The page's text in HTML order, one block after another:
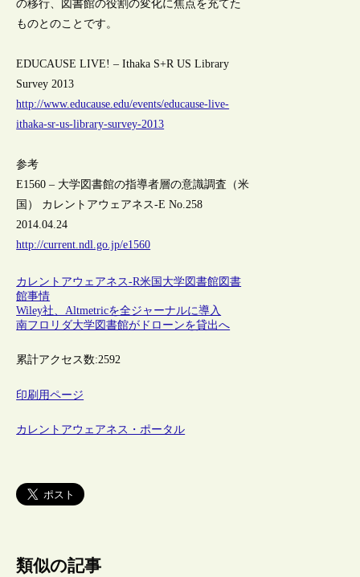
の移行、図書館の役割の変化に焦点を充てた
ものとのことです。
EDUCAUSE LIVE! – Ithaka S+R US Library
Survey 2013
http://www.educause.edu/events/educause-live-
ithaka-sr-us-library-survey-2013
参考
E1560 – 大学図書館の指導者層の意識調査（米
国） カレントアウェアネス-E No.258
2014.04.24
http://current.ndl.go.jp/e1560
カレントアウェアネス-R米国 大学図書館図書
館事情
Wiley社、Altmetricを全ジャーナルに導入
南フロリダ大学図書館がドローンを貸出へ
累計アクセス数:2592
印刷用ページ
カレントアウェアネス・ポータル
類似の記事